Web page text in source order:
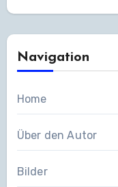
Navigation
Home
Über den Autor
Bilder